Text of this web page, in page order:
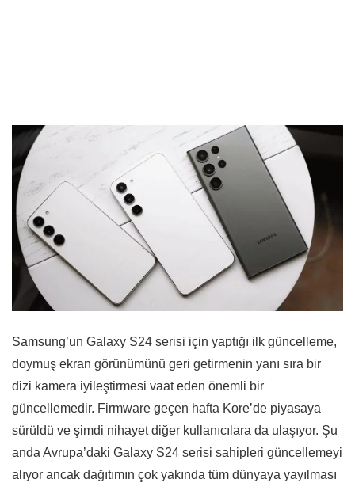
Samsung’un Galaxy S24 serisi için yaptığı ilk güncelleme,
doymuş ekran görünümünü geri getirmenin yanı sıra bir
dizi kamera iyileştirmesi vaat eden önemli bir
güncellemedir. Firmware geçen hafta Kore’de piyasaya
sürüldü ve şimdi nihayet diğer kullanıcılara da ulaşıyor. Şu
anda Avrupa’daki Galaxy S24 serisi sahipleri güncellemeyi
alıyor ancak dağıtımın çok yakında tüm dünyaya yayılması